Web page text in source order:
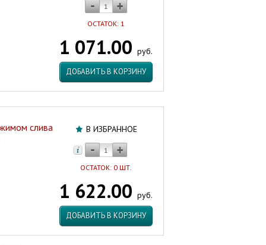
ОСТАТОК: 1
1 071.00 руб.
ДОБАВИТЬ В КОРЗИНУ
В ИЗБРАННОЕ
ОСТАТОК: 0 ШТ.
1 622.00 руб.
ДОБАВИТЬ В КОРЗИНУ
слива